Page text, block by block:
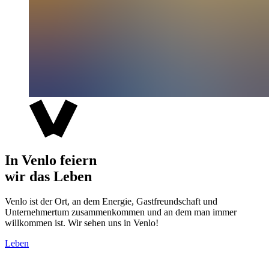
In Venlo feiern
wir das Leben
Venlo ist der Ort, an dem Energie, Gastfreundschaft und
Unternehmertum zusammenkommen und an dem man immer
willkommen ist. Wir sehen uns in Venlo!
Leben